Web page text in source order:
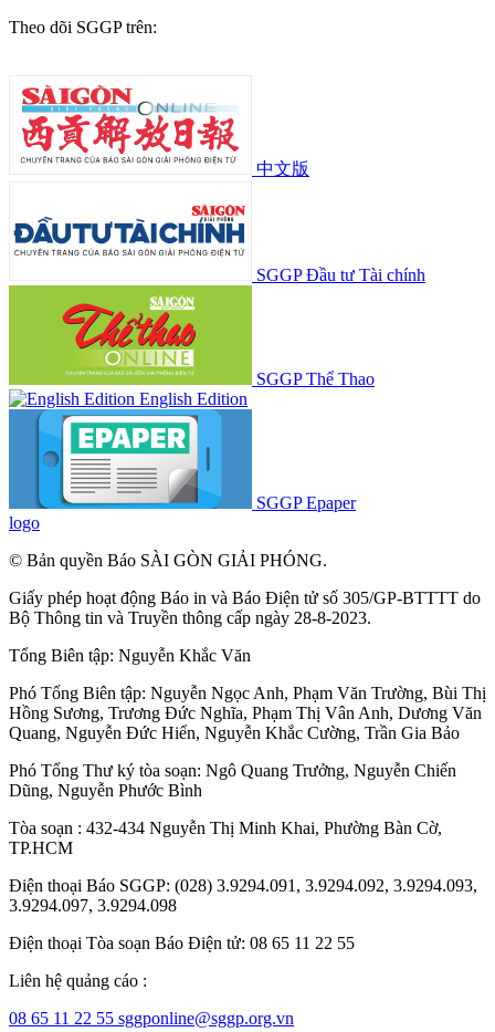
Theo dõi SGGP trên:
中文版
SGGP Đầu tư Tài chính
SGGP Thể Thao
English Edition
SGGP Epaper
logo
© Bản quyền Báo SÀI GÒN GIẢI PHÓNG.
Giấy phép hoạt động Báo in và Báo Điện tử số 305/GP-BTTTT do
Bộ Thông tin và Truyền thông cấp ngày 28-8-2023.
Tổng Biên tập: Nguyễn Khắc Văn
Phó Tổng Biên tập: Nguyễn Ngọc Anh, Phạm Văn Trường, Bùi Thị
Hồng Sương, Trương Đức Nghĩa, Phạm Thị Vân Anh, Dương Văn
Quang, Nguyễn Đức Hiển, Nguyễn Khắc Cường, Trần Gia Bảo
Phó Tổng Thư ký tòa soạn: Ngô Quang Trưởng, Nguyễn Chiến
Dũng, Nguyễn Phước Bình
Tòa soạn : 432-434 Nguyễn Thị Minh Khai, Phường Bàn Cờ,
TP.HCM
Điện thoại Báo SGGP: (028) 3.9294.091, 3.9294.092, 3.9294.093,
3.9294.097, 3.9294.098
Điện thoại Tòa soạn Báo Điện tử: 08 65 11 22 55
Liên hệ quảng cáo :
08 65 11 22 55 sggponline@sggp.org.vn